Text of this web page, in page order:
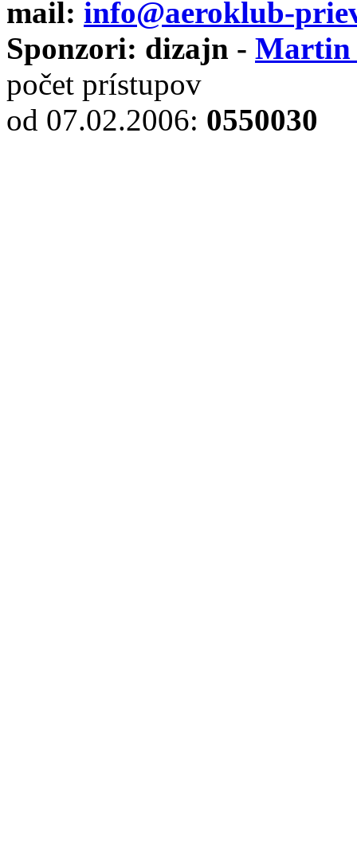
mail: info@aeroklub-
Sponzori: dizajn -
počet prístupov
od 07.02.2006: 0550030